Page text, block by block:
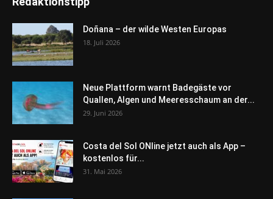
Doñana – der wilde Westen Europas
18. Juli 2026
Neue Plattform warnt Badegäste vor
Quallen, Algen und Meeresschaum an der...
29. Juni 2026
Costa del Sol ONline jetzt auch als App –
kostenlos für...
31. Mai 2026